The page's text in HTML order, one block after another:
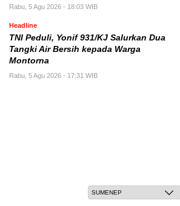
Rabu, 5 Agu 2026 - 18:03 WIB
Headline
TNI Peduli, Yonif 931/KJ Salurkan Dua
Tangki Air Bersih kepada Warga
Montorna
Rabu, 5 Agu 2026 - 17:31 WIB